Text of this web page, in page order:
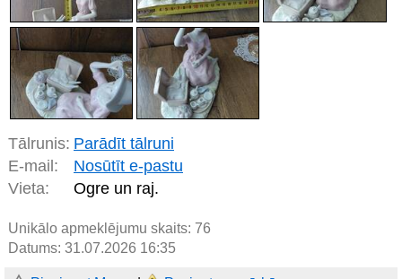
Tālrunis: Parādīt tālruni
E-mail:
Nosūtīt e-pastu
Vieta:
Ogre un raj.
Unikālo apmeklējumu skaits: 76
Datums: 31.07.2026 16:35